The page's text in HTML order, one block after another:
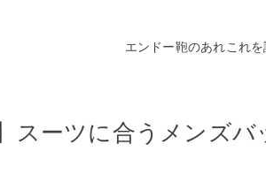
エンドー鞄のあれこれ
スーツに合うメンズバ